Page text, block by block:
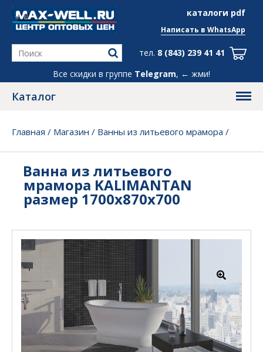
каталоги pdf
info@max-well.ru
Все скидки в группеTelegram, ← жми!
Написать в WhatsApp
тел. 8 (843) 239 41 41
Каталог
Главная / Магазин / Ванны из литьевого мрамора /
Ванна из литьевого
мрамора KALIMANTAN
размер 1700х870х700